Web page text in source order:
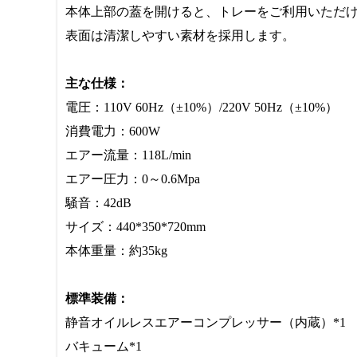
本体上部の蓋を開けると、トレーをご利用いただ
表面は清潔しやすい素材を採用します。
主な仕様：
電圧：110V 60Hz（±10%）/220V 50Hz（±10%）
消費電力：600W
エアー流量：118L/min
エアー圧力：0～0.6Mpa
騒音：42dB
サイズ：440*350*720mm
本体重量：約35kg
標準装備：
静音オイルレスエアーコンプレッサー（内蔵）*1
バキューム*1